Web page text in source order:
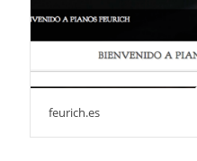
feurich.es